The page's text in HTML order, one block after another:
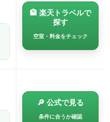
🏨 楽天トラベルで
探す
空室・料金をチェック
🔎 公式で見る
条件に合うか確認